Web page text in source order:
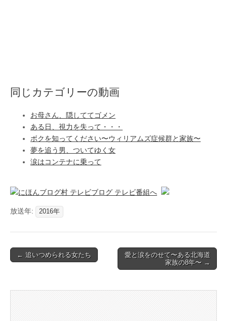
同じカテゴリーの動画
お母さん、隠しててゴメン
ある日、視力を失って・・・
ボクを知ってください〜ウィリアムズ症候群と家族〜
夢を追う男、ついてゆく女
涙はコンテナに乗って
放送年: 2016年
Post
← 追いつめられる女たち
愛と涙をのせて〜ある北海道
家族の8年〜 →